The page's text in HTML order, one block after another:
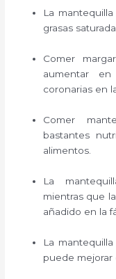
La
grasas
Comer
aumentar
coronarias en
Comer
bastantes
alimentos.
La
mientras que
añadido en la
La
puede mejorar